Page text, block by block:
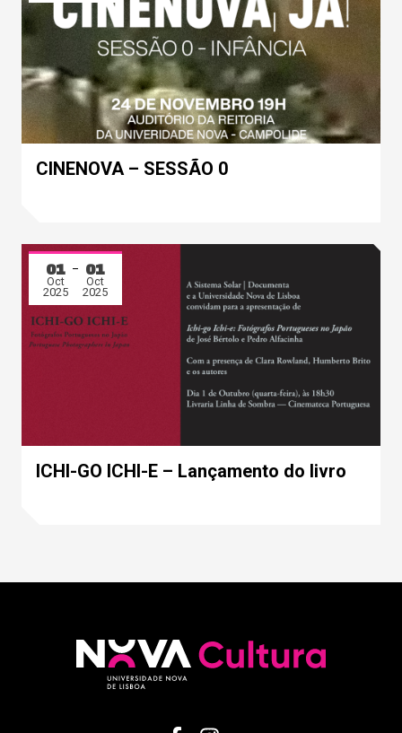
CINENOVA – SESSÃO 0
01
Oct
2025
01
Oct
2025
ICHI-GO ICHI-E – Lançamento do livro